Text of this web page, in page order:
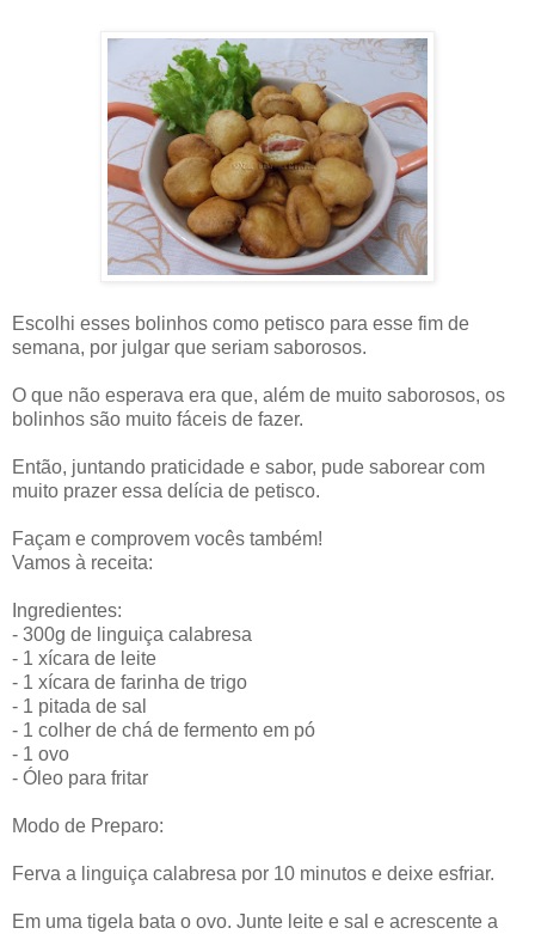
Escolhi esses bolinhos como petisco para esse fim de
semana, por julgar que seriam saborosos.
O que não esperava era que, além de muito saborosos, os
bolinhos são muito fáceis de fazer.
Então, juntando praticidade e sabor, pude saborear com
muito prazer essa delícia de petisco.
Façam e comprovem vocês também!
Vamos à receita:
Ingredientes:
- 300g de linguiça calabresa
- 1 xícara de leite
- 1 xícara de farinha de trigo
- 1 pitada de sal
- 1 colher de chá de fermento em pó
- 1 ovo
- Óleo para fritar
Modo de Preparo:
Ferva a linguiça calabresa por 10 minutos e deixe esfriar.
Em uma tigela bata o ovo. Junte leite e sal e acrescente a